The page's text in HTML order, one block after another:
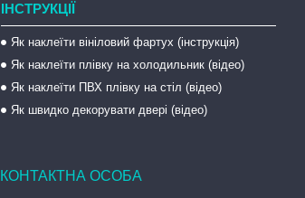
ІНСТРУКЦІЇ
Як наклеїти вініловий фартух (інструкція)
Як наклеїти плівку на холодильник (відео)
Як наклеїти ПВХ плівку на стіл (відео)
Як швидко декорувати двері (відео)